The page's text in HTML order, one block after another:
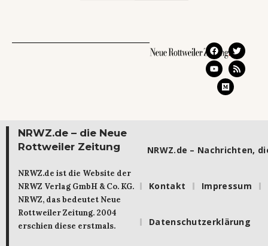
NRWZ.de – die Neue
Rottweiler Zeitung
NRWZ.de ist die Website der
NRWZ Verlag GmbH & Co. KG.
NRWZ, das bedeutet Neue
Rottweiler Zeitung. 2004
erschien diese erstmals.
NRWZ.de – Nachrichten,
Kontakt Impressum
Datenschutzerklärung